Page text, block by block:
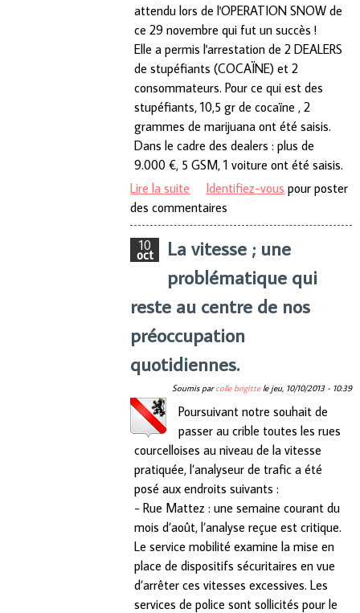
attendu lors de l'OPERATION SNOW de
ce 29 novembre qui fut un succès !
Elle a permis l'arrestation de 2 DEALERS
de stupéfiants (COCAÏNE) et 2
consommateurs. Pour ce qui est des
stupéfiants, 10,5 gr de cocaïne , 2
grammes de marijuana ont été saisis.
Dans le cadre des dealers : plus de
9.000 €, 5 GSM, 1 voiture ont été saisis.
Lire la suite de Tolérance Zéro ...
Identifiez-vous pour poster
des commentaires
10
oct
La vitesse ; une
problématique qui
reste au centre de nos
préoccupation
quotidiennes.
Soumis parcolle brigittele jeu, 10/10/2013 - 10:39
Poursuivant notre souhait de
passer au crible toutes les rues
courcelloises au niveau de la vitesse
pratiquée, l’analyseur de trafic a été
posé aux endroits suivants :
- Rue Mattez : une semaine courant du
mois d’août, l’analyse reçue est critique.
Le service mobilité examine la mise en
place de dispositifs sécuritaires en vue
d’arrêter ces vitesses excessives. Les
services de police sont sollicités pour le